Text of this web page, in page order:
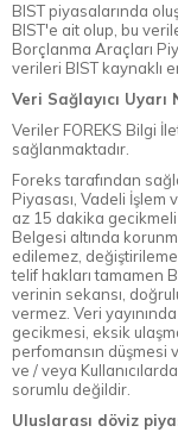
BIST piyasalarında
BIST'e ait olup, bu
Borçlanma Araçları
verileri BIST kaynaklı
Veri Sağlayıcı Uyarı
Veriler FOREKS Bilgi
sağlanmaktadır.
Foreks tarafından
Piyasası, Vadeli İşlem
az 15 dakika
Belgesi altında
edilemez,
telif hakları tamamen
verinin sekansı,
vermez. Veri
gecikmesi, eksik
perfomansın düşmesi
ve / veya
sorumlu değildir.
Uluslarası döviz